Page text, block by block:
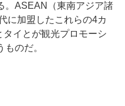
。ASEAN（東南アジア諸
に加盟したこれらの4カ
イとが観光プロモーシ
のだ。